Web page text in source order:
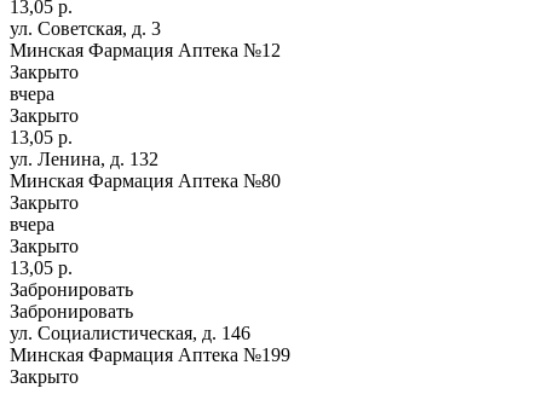
13,05 р.
ул. Советская, д. 3
Минская Фармация Аптека №12
Закрыто
вчера
Закрыто
13,05 р.
ул. Ленина, д. 132
Минская Фармация Аптека №80
Закрыто
вчера
Закрыто
13,05 р.
Забронировать
Забронировать
ул. Социалистическая, д. 146
Минская Фармация Аптека №199
Закрыто